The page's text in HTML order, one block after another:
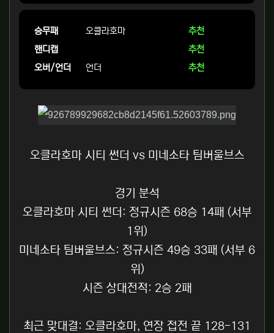
승무패 오클라호마
추천
핸디캡
추천
오버/언더
언더 추천
오클라호마 시티 썬더 vs 미네소타 팀버울브스
경기 분석
오클라호마 시티 썬더: 정규시즌 68승 14패 (서부
1위)
미네소타 팀버울브스: 정규시즌 49승 33패 (서부 6
위)
시즌 상대전적: 2승 2패
최근 맞대결: 오클라호마, 연장 접전 끝 128-131